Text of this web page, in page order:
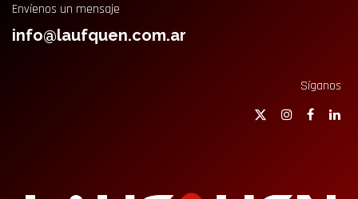
Envíenos un mensaje
info@laufquen.com.ar
Síganos